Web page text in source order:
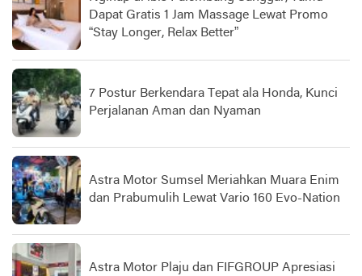
Dapat Gratis 1 Jam Massage Lewat Promo
“Stay Longer, Relax Better”
7 Postur Berkendara Tepat ala Honda, Kunci
Perjalanan Aman dan Nyaman
Astra Motor Sumsel Meriahkan Muara Enim
dan Prabumulih Lewat Vario 160 Evo-Nation
Astra Motor Plaju dan FIFGROUP Apresiasi